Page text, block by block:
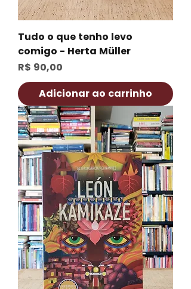
Tudo o que tenho levo
comigo - Herta Müller
Preço
R$ 90,00
Adicionar ao carrinho